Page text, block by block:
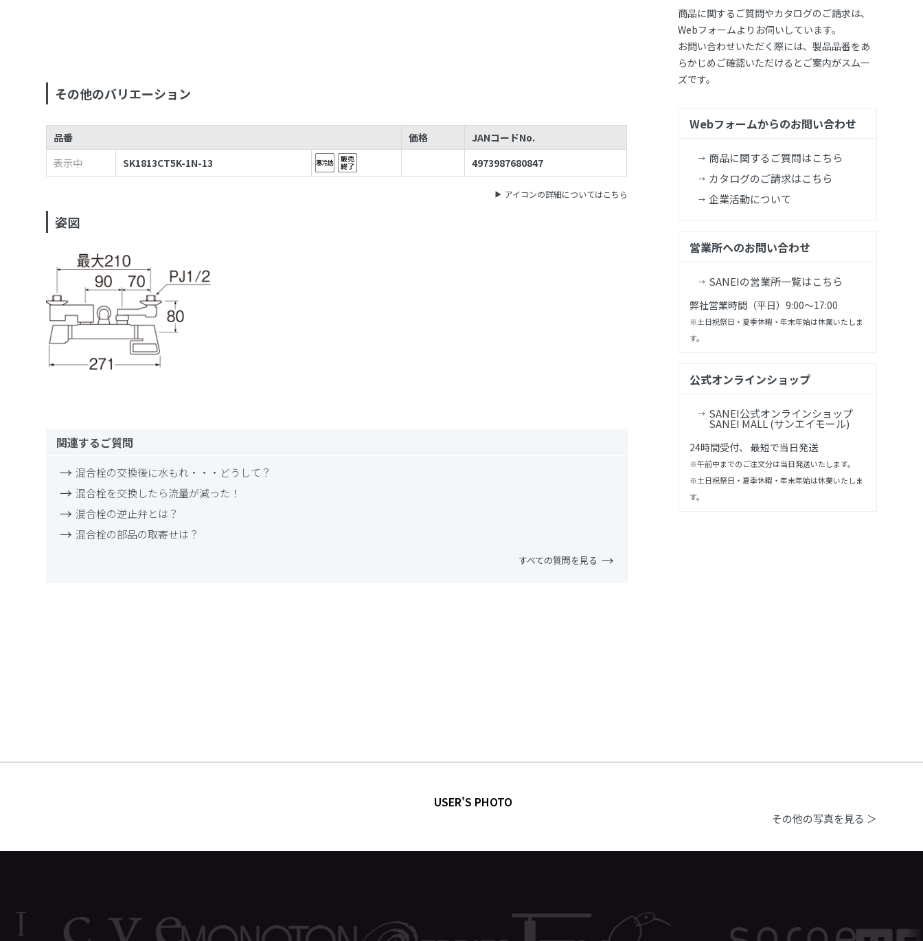
その他のバリエーション
品番 価格
JANコードNo.
表示中
SK1813CT5K-1N-13 4973987680847
アイコンの詳細についてはこちら
姿図
関連するご質問
混合栓の交換後に水もれ・・・どうして？
混合栓を交換したら流量が減った！
混合栓の逆止弁とは？
混合栓の部品の取寄せは？
すべての質問を見る
商品に関するご質問やカタログのご請求は、
Webフォームよりお伺いしています。
お問い合わせいただく際には、製品品番をあ
らかじめご確認いただけるとご案内がスムー
ズです。
Webフォームからのお問い合わせ
商品に関するご質問はこちら
カタログのご請求はこちら
企業活動について
営業所へのお問い合わせ
SANEIの営業所一覧はこちら
弊社営業時間（平日）9:00～17:00
※土日祝祭日・夏季休暇・年末年始は休業いたしま
す。
公式オンラインショップ
SANEI公式オンラインショップ
SANEI MALL (サンエイモール)
24時間受付、 最短で当日発送
※午前中までのご注文分は当日発送いたします。
※土日祝祭日・夏季休暇・年末年始は休業いたしま
す。
USER'S PHOTO
その他の写真を見る ＞